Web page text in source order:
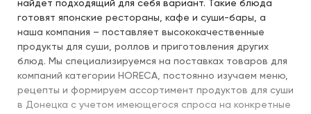
найдет подходящий для себя вариант. Такие блюда
готовят японские рестораны, кафе и суши-бары, а
наша компания – поставляет высококачественные
продукты для суши, роллов и приготовления других
блюд. Мы специализируемся на поставках товаров для
компаний категории HORECA, постоянно изучаем меню,
рецепты и формируем ассортимент продуктов для суши
в Донецка с учетом имеющегося спроса на конкретные